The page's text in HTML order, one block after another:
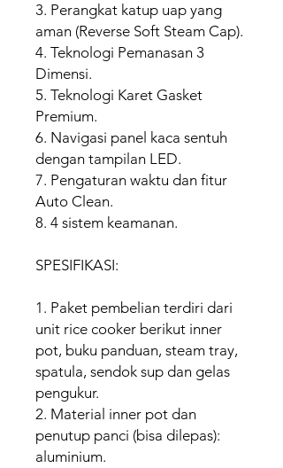
3. Perangkat katup uap yang
aman (Reverse Soft Steam Cap).
4. Teknologi Pemanasan 3
Dimensi.
5. Teknologi Karet Gasket
Premium.
6. Navigasi panel kaca sentuh
dengan tampilan LED.
7. Pengaturan waktu dan fitur
Auto Clean.
8. 4 sistem keamanan.
SPESIFIKASI:
1. Paket pembelian terdiri dari
unit rice cooker berikut inner
pot, buku panduan, steam tray,
spatula, sendok sup dan gelas
pengukur.
2. Material inner pot dan
penutup panci (bisa dilepas):
aluminium.